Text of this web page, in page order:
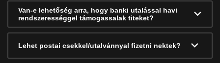
Van-e lehetőség arra, hogy banki utalással havi
rendszerességgel támogassalak titeket?
Lehet postai csekkel/utalvánnyal fizetni nektek?